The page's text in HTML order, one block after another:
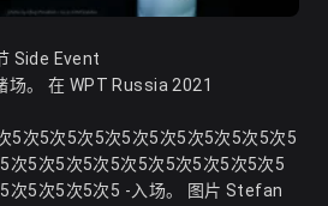
Side Event
场。 在 WPT Russia 2021
5次5次5次5次5次5次5次5次5次5次5
次5次5次5次5次5次5次5次5次5次5
次5次5次5次5 -入场。 图片 Stefan